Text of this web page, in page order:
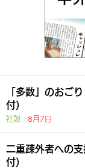
「多数」のおご
付）
社説 8月7日
二重疎外者への
付）